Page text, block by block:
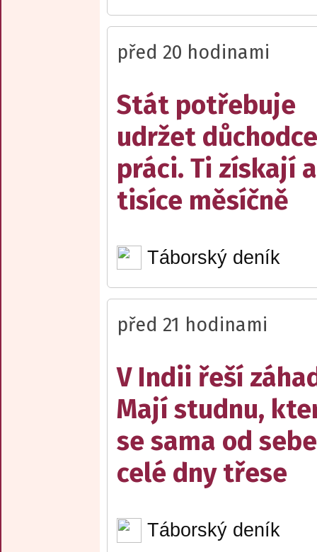
před 20 hodinami
Stát potřebuje
udržet
práci. Ti získají
tisíce měsíčně
Táborský deník
před 21 hodinami
V Indii řeší
Mají studnu,
se sama od sebe
celé dny třese
Táborský deník